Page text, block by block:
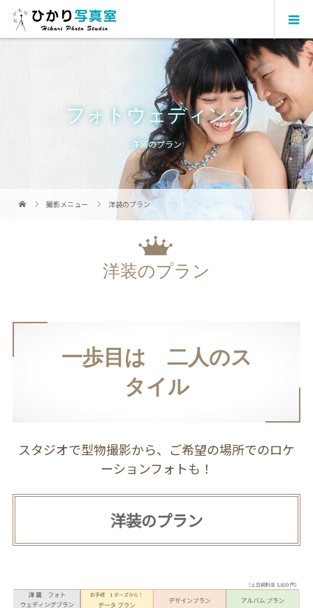
フォトウェディング
洋装のプラン
撮影メニュー 洋装のプラン
洋装のプラン
一歩目は 二人のス
タイル
スタジオで型物撮影から、ご希望の場所でのロケ
ーションフォトも！
洋装のプラン